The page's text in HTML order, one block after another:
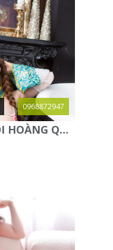
0968872947
KHÁNH LY - GÁI GỌI HOÀNG QUỐC VIỆT - DÂM ĐÃNG CHIỀU